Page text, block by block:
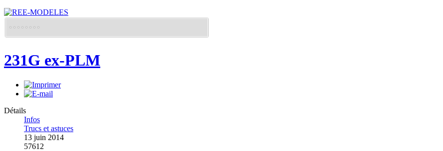
231G ex-PLM
Détails
Infos
Trucs et astuces
13 juin 2014
57612